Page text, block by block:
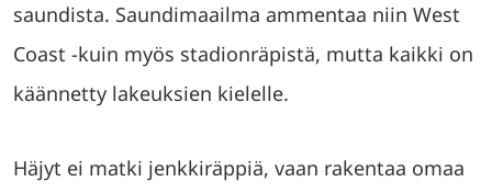
saundista. Saundimaailma ammentaa niin West
Coast -kuin myös stadionräpistä, mutta kaikki on
käännetty lakeuksien kielelle.
Häjyt ei matki jenkkiräppiä, vaan rakentaa omaa